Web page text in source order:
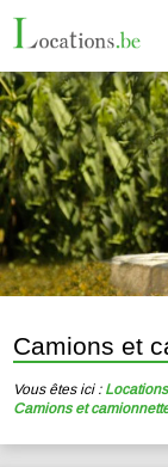
Camions et
Vous êtes ici :
Camions et